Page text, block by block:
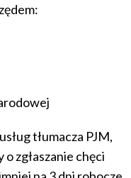
tłumacza PJM,
zgłaszanie chęci